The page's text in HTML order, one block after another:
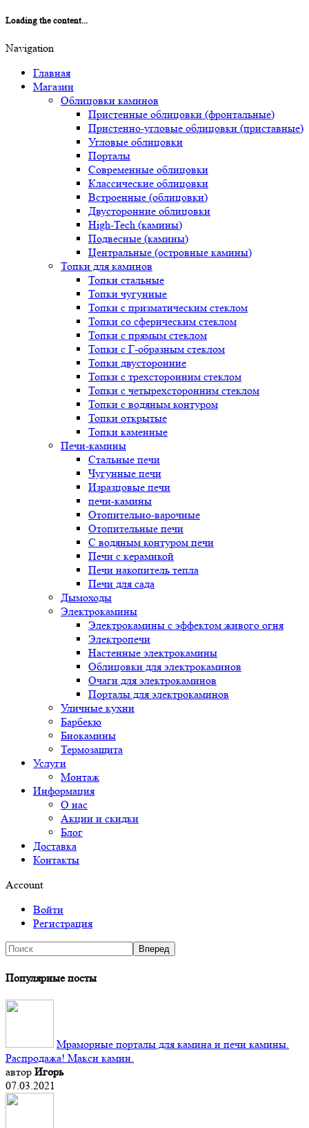
Loading the content...
Navigation
Главная
Магазин
Облицовки каминов
Пристенные облицовки (фронтальные)
Пристенно-угловые облицовки (приставные)
Угловые облицовки
Порталы
Современные облицовки
Классические облицовки
Встроенные (облицовки)
Двусторонние облицовки
High-Tech (камины)
Подвесные (камины)
Центральные (островные камины)
Топки для каминов
Топки стальные
Топки чугунные
Топки с призматическим стеклом
Топки со сферическим стеклом
Топки с прямым стеклом
Топки с Г-образным стеклом
Топки двусторонние
Топки с трехсторонним стеклом
Топки с четырехсторонним стеклом
Топки с водяным контуром
Топки открытые
Топки каменные
Печи-камины
Стальные печи
Чугунные печи
Изразцовые печи
печи-камины
Отопительно-варочные
Отопительные печи
С водяным контуром печи
Печи с керамикой
Печи накопитель тепла
Печи для сада
Дымоходы
Электрокамины
Электрокамины с эффектом живого огня
Электропечи
Настенные электрокамины
Облицовки для электрокаминов
Очаги для электрокаминов
Порталы для электрокаминов
Уличные кухни
Барбекю
Биокамины
Термозащита
Услуги
Монтаж
Информация
О нас
Акции и скидки
Блог
Доставка
Контакты
Account
Войти
Регистрация
Популярные посты
Мраморные порталы для камина и печи камины.
Распродажа! Макси камин.
автор Игорь
07.03.2021